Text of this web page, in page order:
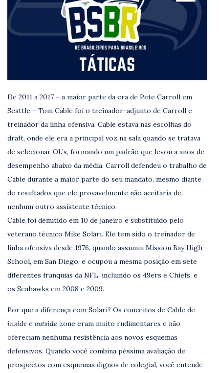
De 2011 a 2017 – a maior parte da era de Pete Carroll em
Seattle – Tom Cable foi o treinador-adjunto de Carroll e
treinador da linha ofensiva. Cable estava nas escolhas do
draft, onde ele era a principal voz na sala quando se tratava
de selecionar OL’s, formando um padrão que levou a anos de
desempenho abaixo da média. Carroll defendeu o trabalho de
Cable durante a maior parte do seu mandato, mesmo diante
de resultados que ele provavelmente não aceitaria de
nenhum outro assistente técnico.
Cable foi demitido em 10 de janeiro e substituído pelo
veterano técnico Mike Solari. Ele tem sido o treinador de
linha ofensiva desde 1976, quando assumiu Mission Bay High
School, em San Diego, e ocupou a mesma posição em sete
diferentes franquias da NFL, incluindo os 49ers e Chiefs, e
os Seahawks em 2008 e 2009.
Por que a diferença com Solari? Os conceitos de Cable de
inside e outside zone eram muito rudimentares e não
ofereciam nenhuma resistência aos novos esquemas
defensivos. Quando você combina péssima avaliação de
prospectos com esquemas dignos de colegial, você entende